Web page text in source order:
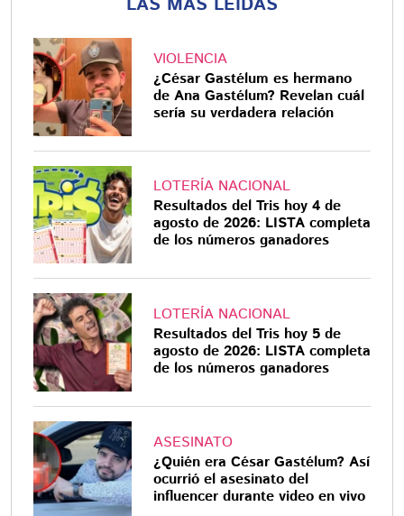
VIOLENCIA
¿César Gastélum es hermano
de Ana Gastélum? Revelan cuál
sería su verdadera relación
LOTERÍA NACIONAL
Resultados del Tris hoy 4 de
agosto de 2026: LISTA completa
de los números ganadores
LOTERÍA NACIONAL
Resultados del Tris hoy 5 de
agosto de 2026: LISTA completa
de los números ganadores
ASESINATO
¿Quién era César Gastélum? Así
ocurrió el asesinato del
influencer durante video en vivo